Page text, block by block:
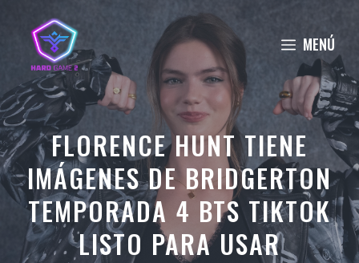
contenido
MENÚ
FLORENCE HUNT TIENE
IMÁGENES DE BRIDGERTON
TEMPORADA 4 BTS TIKTOK
LISTO PARA USAR